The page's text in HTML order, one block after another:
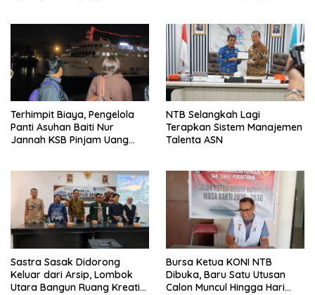
Terhimpit Biaya, Pengelola
Panti Asuhan Baiti Nur
Jannah KSB Pinjam Uang
Kunjung Tuntas
NTB Selangkah Lagi
Terapkan Sistem Manajemen
Talenta ASN
Sastra Sasak Didorong
Keluar dari Arsip, Lombok
Utara Bangun Ruang Kreatif
Bursa Ketua KONI NTB
Dibuka, Baru Satu Utusan
Calon Muncul Hingga Hari